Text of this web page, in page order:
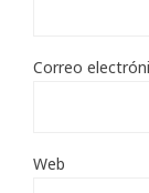
Correo
Web